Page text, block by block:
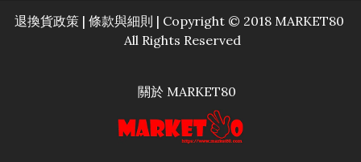
退換貨政策| 條款與細則 | Copyright © 2018 MARKET80
All Rights Reserved
關於 MARKET80